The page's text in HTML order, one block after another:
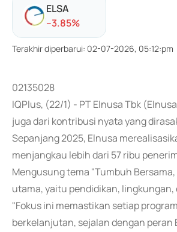
ELSA
--3.85%
Terakhir diperbarui: 02-07-2026, 05:12:pm
02135028
IQPlus, (22/1) - PT Elnusa Tbk
juga dari kontribusi nyata yang
Sepanjang 2025, Elnusa
menjangkau lebih dari 57 ribu
Mengusung tema "Tumbuh
utama, yaitu pendidikan,
"Fokus ini memastikan setiap
berkelanjutan, sejalan dengan